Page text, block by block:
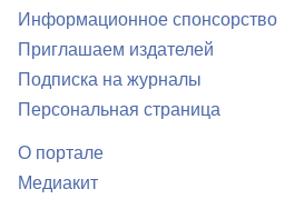
Информационное спонсорство
Приглашаем издателей
Подписка на журналы
Персональная страница
О портале
Медиакит